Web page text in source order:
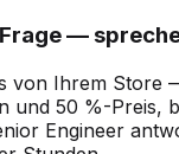
—
von Ihrem Store
und 50 %-Preis,
Engineer